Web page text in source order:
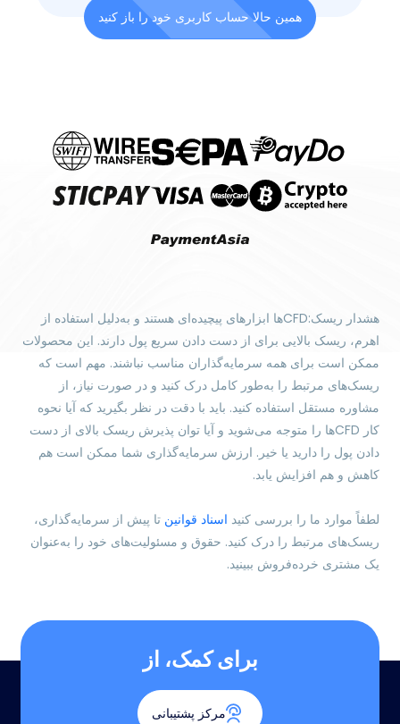
همین حالا حساب کاربری خود را باز کنید
هشدار ریسک:CFDها ابزارهای پیچیده‌ای هستند و به‌دلیل استفاده از
اهرم، ریسک بالایی برای از دست دادن سریع پول دارند. این محصولات
ممکن است برای همه سرمایه‌گذاران مناسب نباشند. مهم است که
ریسک‌های مرتبط را به‌طور کامل درک کنید و در صورت نیاز، از
مشاوره مستقل استفاده کنید. باید با دقت در نظر بگیرید که آیا نحوه
کار CFDها را متوجه می‌شوید و آیا توان پذیرش ریسک بالای از دست
دادن پول را دارید یا خیر. ارزش سرمایه‌گذاری شما ممکن است هم
کاهش و هم افزایش یابد.
لطفاً موارد ما را بررسی کنید اسناد قوانین تا پیش از سرمایه‌گذاری،
ریسک‌های مرتبط را درک کنید. حقوق و مسئولیت‌های خود را به‌عنوان
یک مشتری خرده‌فروش ببینید.
برای کمک، از
مرکز پشتیبانی